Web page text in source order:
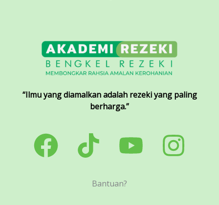
“Ilmu yang diamalkan adalah rezeki yang paling
berharga.”
Bantuan?